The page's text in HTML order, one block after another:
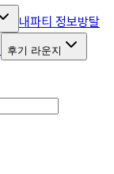
내파티 정보방탈
후기 라운지